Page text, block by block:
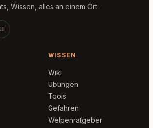
Wissen, alles an einem Ort.
LI
WISSEN
Wiki
Übungen
Tools
Gefahren
Welpenratgeber